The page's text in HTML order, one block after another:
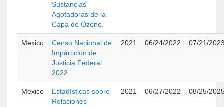
Sustancias
Agotadoras de la
Capa de Ozono.
Mexico
Censo Nacional de
Impartición de
Justicia Federal
2022
2021 06/24/2022 07/21/
Mexico
Estadísticas sobre
Relaciones
2021 06/27/2022 08/25/